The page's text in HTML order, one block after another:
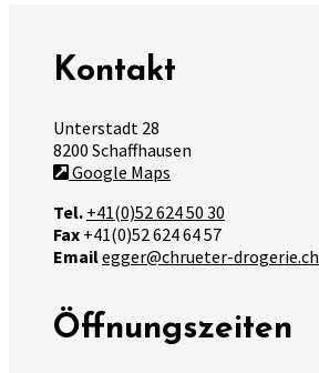
Kontakt
Unterstadt 28
8200 Schaffhausen
Google Maps
Tel. +41(0)52 624 50 30
Fax +41(0)52 624 64 57
Emailegger@chrueter-drogerie.ch
Öffnungszeiten